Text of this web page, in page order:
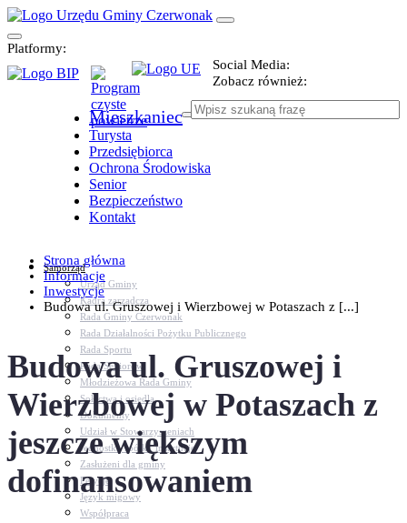
Platformy:
Social Media:
Zobacz również:
Mieszkaniec
Turysta
Przedsiębiorca
Ochrona Środowiska
Senior
Bezpieczeństwo
Kontakt
Samorząd
Urząd Gminy
Kadra zarządcza
Rada Gminy Czerwonak
Rada Działalności Pożytku Publicznego
Rada Sportu
Rada Seniorów
Młodzieżowa Rada Gminy
Sołectwa i osiedla
Dokumenty
Udział w Stowarzyszeniach
Jednostki, spółki, instytucje
Zasłużeni dla gminy
Petycje
Język migowy
Współpraca
Strona główna
Informacje
Inwestycje
Budowa ul. Gruszowej i Wierzbowej w Potaszach z [...]
Budowa ul. Gruszowej i
Wierzbowej w Potaszach z
jeszcze większym
dofinansowaniem